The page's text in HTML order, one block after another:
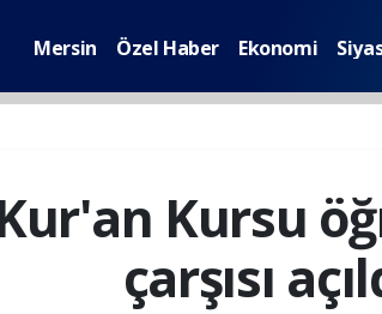
Mersin Özel Haber Ekonomi
Kursu
çarşısı